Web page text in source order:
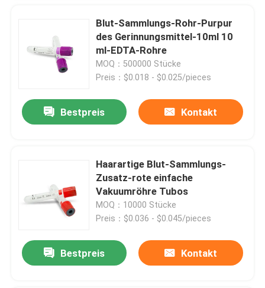
Blut-Sammlungs-Rohr-Purpur
des Gerinnungsmittel-10ml 10
ml-EDTA-Rohre
MOQ：500000 Stücke
Preis：$0.018 - $0.025/pieces
Bestpreis Kontakt
Haarartige Blut-Sammlungs-
Zusatz-rote einfache
Vakuumröhre Tubos
MOQ：10000 Stücke
Preis：$0.036 - $0.045/pieces
Bestpreis Kontakt